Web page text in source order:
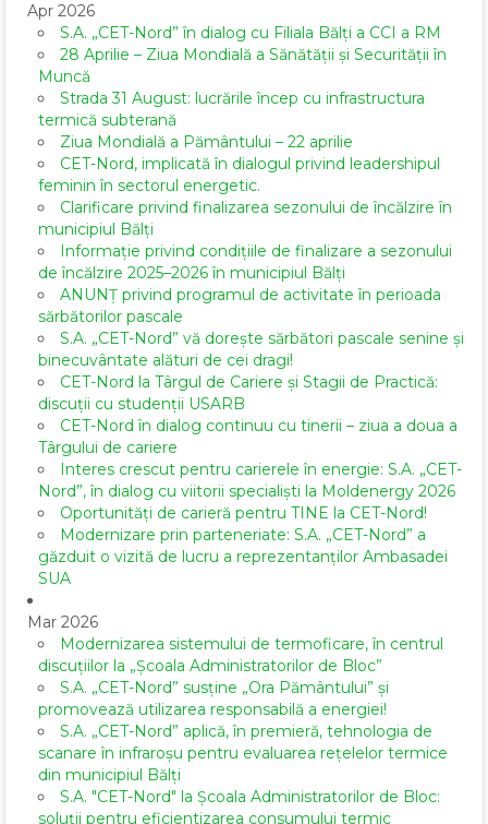
Apr 2026
S.A. „CET-Nord” în dialog cu Filiala Bălți a CCI a RM
28 Aprilie – Ziua Mondială a Sănătății și Securității în
Muncă
Strada 31 August: lucrările încep cu infrastructura
termică subterană
Ziua Mondială a Pământului – 22 aprilie
CET-Nord, implicată în dialogul privind leadershipul
feminin în sectorul energetic.
Clarificare privind finalizarea sezonului de încălzire în
municipiul Bălți
Informație privind condițiile de finalizare a sezonului
de încălzire 2025–2026 în municipiul Bălți
ANUNȚ privind programul de activitate în perioada
sărbătorilor pascale
S.A. „CET-Nord” vă dorește sărbători pascale senine și
binecuvântate alături de cei dragi!
CET-Nord la Târgul de Cariere și Stagii de Practică:
discuții cu studenții USARB
CET-Nord în dialog continuu cu tinerii – ziua a doua a
Târgului de cariere
Interes crescut pentru carierele în energie: S.A. „CET-
Nord”, în dialog cu viitorii specialiști la Moldenergy 2026
Oportunități de carieră pentru TINE la CET-Nord!
Modernizare prin parteneriate: S.A. „CET-Nord” a
găzduit o vizită de lucru a reprezentanților Ambasadei
SUA
Mar 2026
Modernizarea sistemului de termoficare, în centrul
discuțiilor la „Școala Administratorilor de Bloc”
S.A. „CET-Nord” susține „Ora Pământului” și
promovează utilizarea responsabilă a energiei!
S.A. „CET-Nord” aplică, în premieră, tehnologia de
scanare în infraroșu pentru evaluarea rețelelor termice
din municipiul Bălți
S.A. "CET-Nord" la Școala Administratorilor de Bloc:
soluții pentru eficientizarea consumului termic